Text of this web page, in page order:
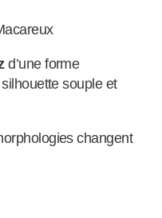
d’une forme
souple et
changent